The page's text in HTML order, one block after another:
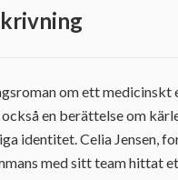
om ett medicinskt
en berättelse om
identitet. Celia Jensen,
med sitt team hittat